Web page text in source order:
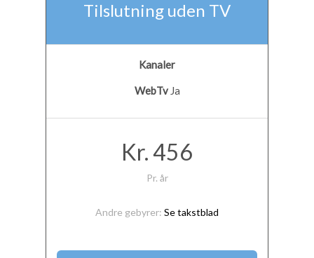
Tilslutning uden TV
Kanaler
WebTvJa
Kr. 456
Pr. år
Andre gebyrer: Se takstblad